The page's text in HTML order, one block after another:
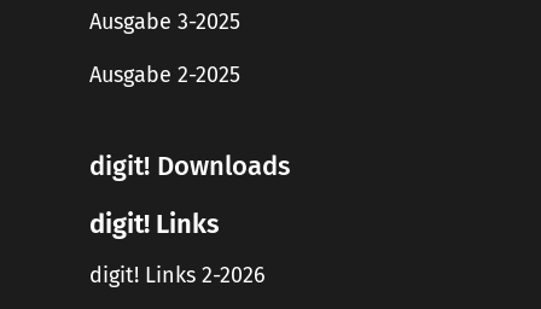
Ausgabe 3-2025
Ausgabe 2-2025
digit! Downloads
digit! Links
digit! Links 2-2026